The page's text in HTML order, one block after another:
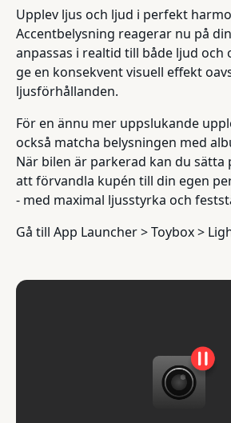
Upplev ljus och ljud i perfekt
Accentbelysning reagerar nu på
anpassas i realtid till både ljud
ge en konsekvent visuell effekt
ljusförhållanden.
För en ännu mer uppslukande
också matcha belysningen med
När bilen är parkerad kan du sätta
att förvandla kupén till din egen
- med maximal ljusstyrka och
Gå till App Launcher > Toybox >